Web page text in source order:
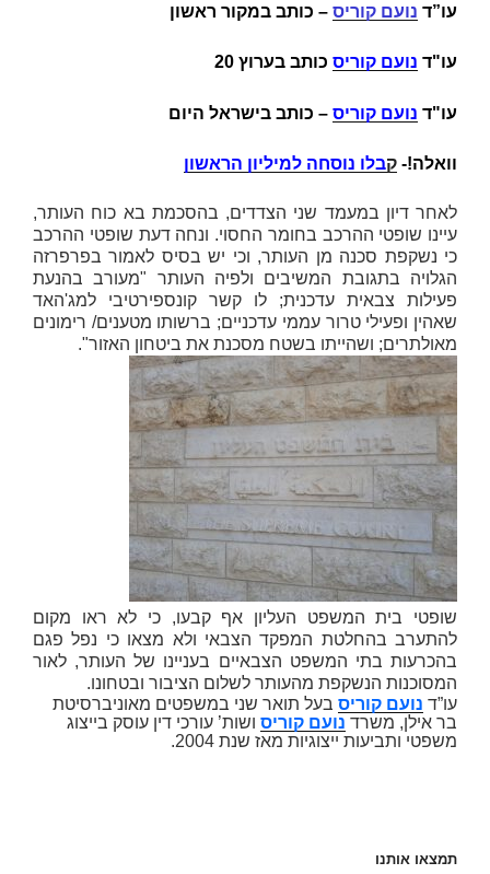
עו”ד נועם קוריס – כותב במקור ראשון
עו"ד נועם קוריס כותב בערוץ 20
עו"ד נועם קוריס – כותב בישראל היום
וואלה!- קבלו נוסחה למיליון הראשון
לאחר דיון במעמד שני הצדדים, בהסכמת בא כוח העותר,
עיינו שופטי ההרכב בחומר החסוי. ונחה דעת שופטי ההרכב
כי נשקפת סכנה מן העותר, וכי יש בסיס לאמור בפרפרזה
הגלויה בתגובת המשיבים ולפיה העותר "מעורב בהנעת
פעילות צבאית עדכנית; לו קשר קונספירטיבי למג'האד
שאהין ופעילי טרור עממי עדכניים; ברשותו מטענים/ רימונים
מאולתרים; ושהייתו בשטח מסכנת את ביטחון האזור".
שופטי בית המשפט העליון אף קבעו, כי לא ראו מקום
להתערב בהחלטת המפקד הצבאי ולא מצאו כי נפל פגם
בהכרעות בתי המשפט הצבאיים בעניינו של העותר, לאור
המסוכנות הנשקפת מהעותר לשלום הציבור ובטחונו.
עו”ד נועם קוריס בעל תואר שני במשפטים מאוניברסיטת
בר אילן, משרד נועם קוריס ושות’ עורכי דין עוסק בייצוג
משפטי ותביעות ייצוגיות מאז שנת 2004.
תמצאו אותנו